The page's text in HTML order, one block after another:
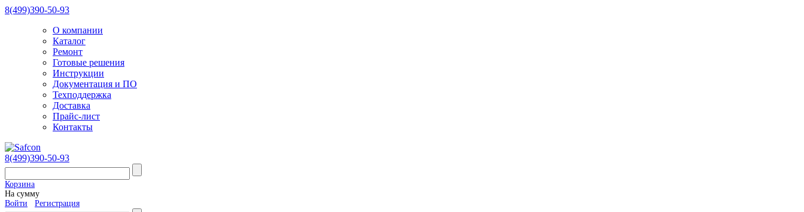
8(499)390-50-93
О компании
Каталог
Ремонт
Готовые решения
Инструкции
Документация и ПО
Техподдержка
Доставка
Прайс-лист
Контакты
8(499)390-50-93
Корзина
На сумму
Войти
Регистрация